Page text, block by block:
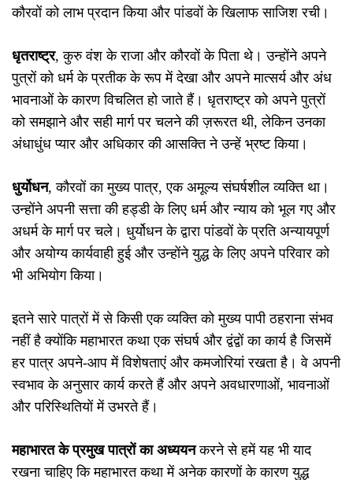
कौरवों को लाभ प्रदान किया और पांडवों के खिलाफ साजिश रची।
धृतराष्ट्र, कुरु वंश के राजा और कौरवों के पिता थे। उन्होंने अपने
पुत्रों को धर्म के प्रतीक के रूप में देखा और अपने मात्सर्य और अंध
भावनाओं के कारण विचलित हो जाते हैं। धृतराष्ट्र को अपने पुत्रों
को समझाने और सही मार्ग पर चलने की ज़रूरत थी, लेकिन उनका
अंधाधुंध प्यार और अधिकार की आसक्ति ने उन्हें भ्रष्ट किया।
धुर्योधन, कौरवों का मुख्य पात्र, एक अमूल्य संघर्षशील व्यक्ति था।
उन्होंने अपनी सत्ता की हड्डी के लिए धर्म और न्याय को भूल गए और
अधर्म के मार्ग पर चले। धुर्योधन के द्वारा पांडवों के प्रति अन्यायपूर्ण
और अयोग्य कार्यवाही हुई और उन्होंने युद्ध के लिए अपने परिवार को
भी अभियोग किया।
इतने सारे पात्रों में से किसी एक व्यक्ति को मुख्य पापी ठहराना संभव
नहीं है क्योंकि महाभारत कथा एक संघर्ष और द्वंद्वों का कार्य है जिसमें
हर पात्र अपने-आप में विशेषताएं और कमजोरियां रखता है। वे अपनी
स्वभाव के अनुसार कार्य करते हैं और अपने अवधारणाओं, भावनाओं
और परिस्थितियों में उभरते हैं।
महाभारत के प्रमुख पात्रों का अध्ययनकरने से हमें यह भी याद
रखना चाहिए कि महाभारत कथा में अनेक कारणों के कारण युद्ध